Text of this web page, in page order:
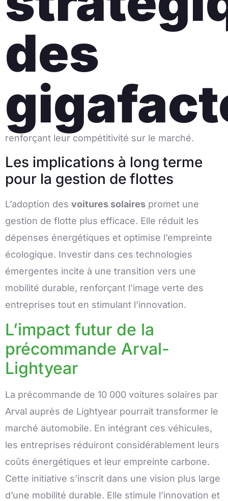
des
renforçant leur compétitivité sur le marché.
Les implications à long terme
pour la gestion de flottes
L’adoption des voitures solaires promet une
gestion de flotte plus efficace. Elle réduit les
dépenses énergétiques et optimise l’empreinte
écologique. Investir dans ces technologies
émergentes incite à une transition vers une
mobilité durable, renforçant l’image verte des
entreprises tout en stimulant l’innovation.
L’impact futur de la
précommande Arval-
Lightyear
La précommande de 10 000 voitures solaires par
Arval auprès de Lightyear pourrait transformer le
marché automobile. En intégrant ces véhicules,
les entreprises réduiront considérablement leurs
coûts énergétiques et leur empreinte carbone.
Cette initiative s’inscrit dans une vision plus large
d’une mobilité durable. Elle stimule l’innovation et